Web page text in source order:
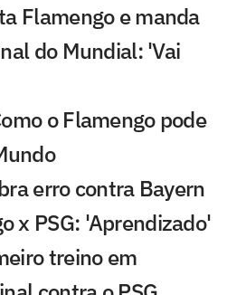
Flamengo e manda
do Mundial: 'Vai
o Flamengo pode
erro contra Bayern
x PSG: 'Aprendizado'
treino em